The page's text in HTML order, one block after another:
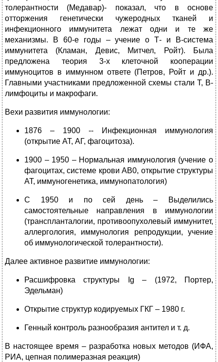
толерантности (Медавар)- показал, что в основе
отторжения генетически чужеродных тканей и
инфекционного иммунитета лежат одни и те же
механизмы. В 60-е годы – учение о Т- и В-система
иммунитета (Кламан, Девис, Митчел, Ройт). Была
предложена теория 3-х клеточной кооперации
иммуноцитов в иммунном ответе (Петров, Ройт и др.).
Главными участниками предложенной схемы стали Т, В-
лимфоциты и макрофаги.
Вехи развития иммунологии:
1876 – 1900 -- Инфекционная иммунология
(открытие АТ, АГ, фагоцитоза).
1900 – 1950 – Нормальная иммунология (учение о
фагоцитах, системе крови АВ0, открытие структуры
АТ, иммуногенетика, иммунопатология)
С 1950 и по сей день – Выделились
самостоятельные направления в иммунологии
(транспланталогии, противоопухолевый иммунитет,
аллергология, иммунология репродукции, учение
об иммунологической толерантности).
Далее активное развитие иммунологии:
Расшифровка структуры Ig – (1972, Портер,
Эдельман)
Открытие структур кодируемых ГКГ – 1980 г.
Генный контроль разнообразия антител и т. д.
В настоящее время – разработка новых методов (ИФА,
РИА, цепная полимеразная реакция)